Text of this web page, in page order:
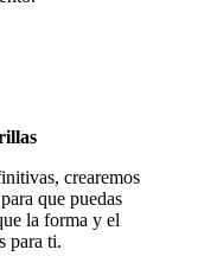
crearemos
que puedas
la forma y el
para ti.